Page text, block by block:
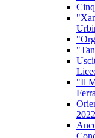
"Il